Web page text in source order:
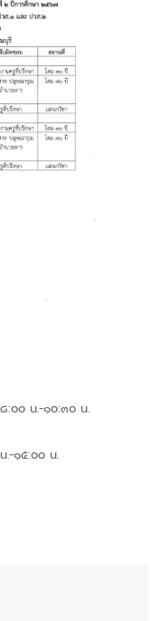
:oo น.-๑o:๓o น.
.-๑๕:oo น.